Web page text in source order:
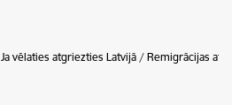
Ja vēlaties atgriezties Latvijā / Remigrācijas